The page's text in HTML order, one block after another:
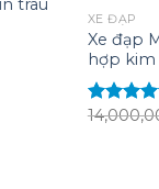
XE ĐẠP
Xe đạp
hợp kim
Được